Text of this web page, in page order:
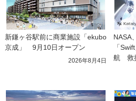
新鎌ヶ谷駅前に商業施設「ekubo
京成」　9月10日オープン
2026年8月4日
NASA
「
航　救